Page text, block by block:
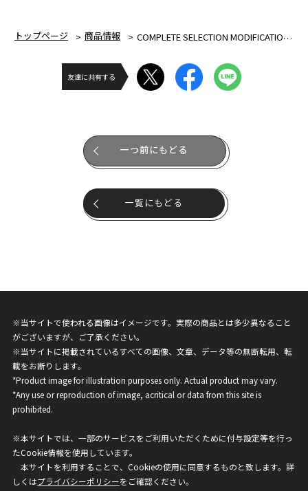
トップページ 商品情報 COMPLETE SELECTION MODIFICATION DIENDRIVER & DIEND BELT（ＣＳＭディエンドライバー＆ディエンド ベルト）
友達に共有する
一つ前にもどる
一覧にもどる
※当サイトで使われる画像はイメージです。実際の商品とは多少異なること
がございますが、ご了承ください。
※当サイトに掲載されているすべての画像、文章、データ等の無断転用、転
載をお断りします。
*Product image for illustration purposes only. Actual product may vary.
*Any use or reproduction of image, acritical or data from this site is
prohibited.
※本サイトでは、一部のサービスをご利用いただくために付与設定等を行っ
たCookie情報を使用しています。
本サイトを利用することで、Cookieの使用に同意するものと致します。詳
しくはプライバシーポリシーをご確認ください。